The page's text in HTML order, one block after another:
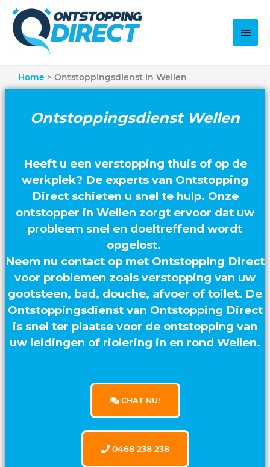
Home Ontstoppingsdienst in Wellen
Ontstoppingsdienst Wellen
Heeft u een verstopping thuis of op de
werkplek? De experts van Ontstopping
Direct schieten u snel te hulp. Onze
ontstopper in Wellen zorgt ervoor dat uw
probleem snel en doeltreffend wordt
opgelost.
Neem nu contact op met Ontstopping Direct
voor problemen zoals verstopping van uw
gootsteen, bad, douche, afvoer of toilet. De
Ontstoppingsdienst van Ontstopping Direct
is snel ter plaatse voor de ontstopping van
uw leidingen of riolering in en rond Wellen.
CHAT NU!
0468 238 238